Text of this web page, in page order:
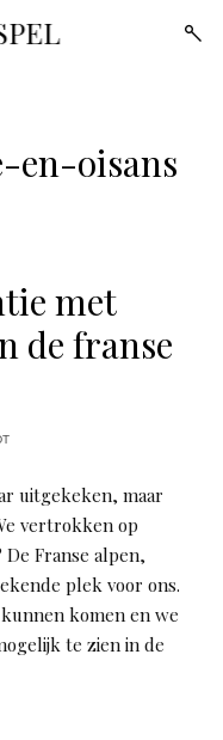
open
en-oisans
met
de franse
uitgekeken, maar
vertrokken op
De Franse alpen,
plek voor ons.
komen en we
te zien in de